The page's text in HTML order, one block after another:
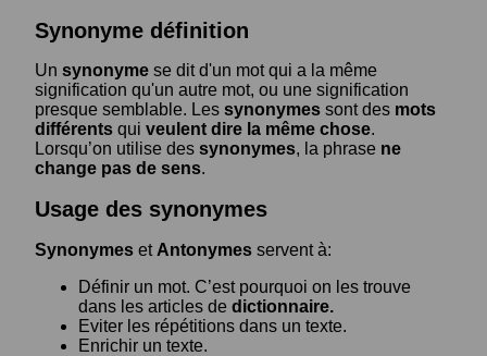
Synonyme définition
Un synonyme se dit d'un mot qui a la même
signification qu'un autre mot, ou une signification
presque semblable. Les synonymes sont des mots
différents qui veulent dire la même chose.
Lorsqu’on utilise des synonymes, la phrase ne
change pas de sens.
Usage des synonymes
Synonymes et Antonymes servent à:
Définir un mot. C’est pourquoi on les trouve
dans les articles de dictionnaire.
Eviter les répétitions dans un texte.
Enrichir un texte.